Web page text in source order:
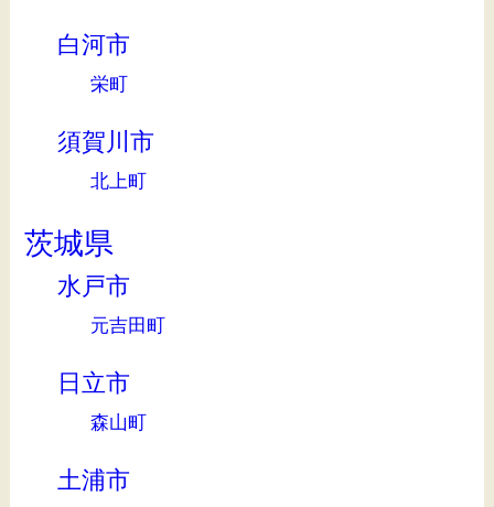
白河市
栄町
須賀川市
北上町
茨城県
水戸市
元吉田町
日立市
森山町
土浦市